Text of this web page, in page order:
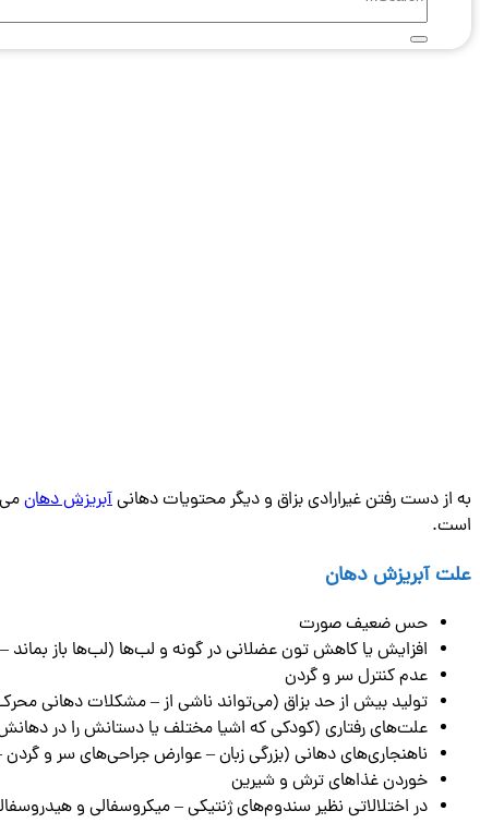
به از دست رفتن غیرارادی بزاق و دیگر محتویات دهانیآبریزش دهان
است.
علت آبریزش دهان
حس ضعیف صورت
افزایش یا کاهش تون عضلانی در گونه و لب‌ها (لب‌ها باز بماند
عدم کنترل سر و گردن
تولید بیش از حد بزاق (می‌تواند ناشی از – مشکلات دهانی
علت‌های رفتاری (کودکی که اشیا مختلف یا دستانش را در دهانش
ناهنجاری‌های دهانی (بزرگی زبان – عوارض جراحی‌های سر و
خوردن غذا‌های ترش و شیرین
در اختلالاتی نظیر سندوم‌های ژنتیکی – میکروسفالی و